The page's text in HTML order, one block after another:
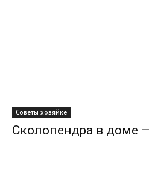
Советы хозяйке
Сколопендра в доме